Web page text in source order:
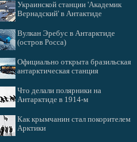
Украинской станции 'Академик
Вернадский' в Антактиде
Вулкан Эребус в Антарктиде
(остров Росса)
Официально открыта бразильская
антарктическая станция
Что делали полярники на
Антарктиде в 1914-м
Как крымчанин стал покорителем
Арктики